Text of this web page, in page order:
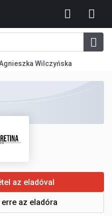
Wilczyńska
az eladóval
az eladóra